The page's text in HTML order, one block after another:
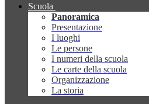
Scuola
Panoramica
Presentazione
I luoghi
Le persone
I numeri della scuola
Le carte della scuola
Organizzazione
La storia